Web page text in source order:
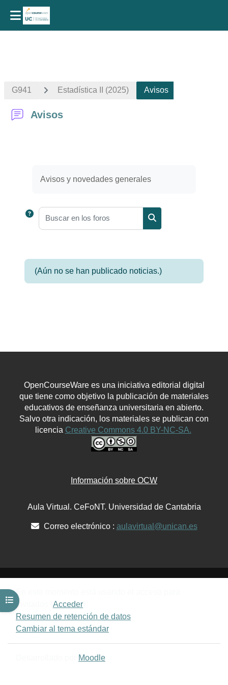
Abrir índice del curso
G941 Estadística II (2025) Avisos
Avisos
Avisos y novedades generales
Buscar en los foros
Buscar en los foros
(Aún no se han publicado noticias.)
OpenCourseWare es una iniciativa editorial digital
que tiene como objetivo la publicación de materiales
educativos de enseñanza universitaria en abierto.
Salvo otra indicación, los materiales se publican con
licencia Creative Commons 4.0 BY-NC-SA.
Información sobre OCW
Aula Virtual. CeFoNT. Universidad de Cantabria
Correo electrónico : aulavirtual@unican.es
En este momento está usando el acceso para
invitados ( Acceder
Resumen de retención de datos
Cambiar al tema estándar
Moodle